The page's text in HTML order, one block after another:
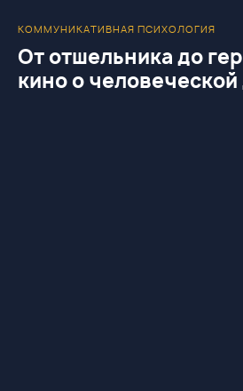
КОММУНИКАТИВНАЯ ПСИХОЛОГИЯ
От отшельника до
кино о